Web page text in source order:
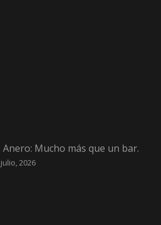
Anero: Mucho más que un bar.
2026